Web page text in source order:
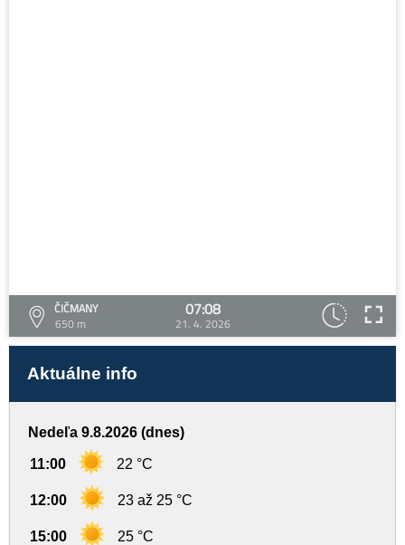
ČIČMANY
650 m
07:08
21. 4. 2026
Aktuálne info
Nedeľa 9.8.2026 (dnes)
11:00 22 °C
12:00 23 až 25 °C
15:00 25 °C